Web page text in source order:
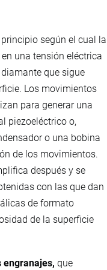
según el cual la
una tensión eléctrica
que sigue
Los movimientos
para generar una
piezoeléctrico o,
o una bobina
de los movimientos.
después y se
con las que dan
de formato
de la superficie
engranajes, que